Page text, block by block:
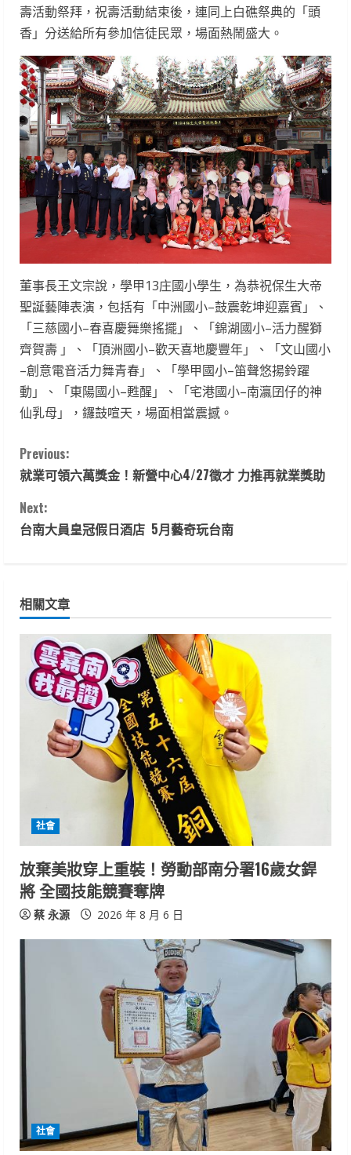
壽活動祭拜，祝壽活動結束後，連同上白礁祭典的「頭
香」分送給所有參加信徒民眾，場面熱鬧盛大。
董事長王文宗說，學甲13庄國小學生，為恭祝保生大帝
聖誕藝陣表演，包括有「中洲國小–鼓震乾坤迎嘉賓」、
「三慈國小–春喜慶舞樂搖擺」、「錦湖國小–活力醒獅
齊賀壽 」、「頂洲國小–歡天喜地慶豐年」、「文山國小
–創意電音活力舞青春」、「學甲國小–笛聲悠揚鈴躍
動」、「東陽國小–甦醒」、「宅港國小–南瀛囝仔的神
仙乳母」，鑼鼓喧天，場面相當震撼。
C
o
n
i
n
e
i
n
g
Previous:
就業可領六萬獎金！新營中心4/27徵才 力推再就業獎助
Next:
台南大員皇冠假日酒店 5月藝奇玩台南
相關文章
社會
放棄美妝穿上重裝！勞動部南分署16歲女銲
將 全國技能競賽奪牌
蔡 永源 2026 年 8 月 6 日
社會